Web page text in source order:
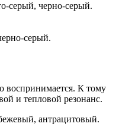
серый, черно-серый.
серый.
воспринимается. К тому
и тепловой резонанс.
антрацитовый.